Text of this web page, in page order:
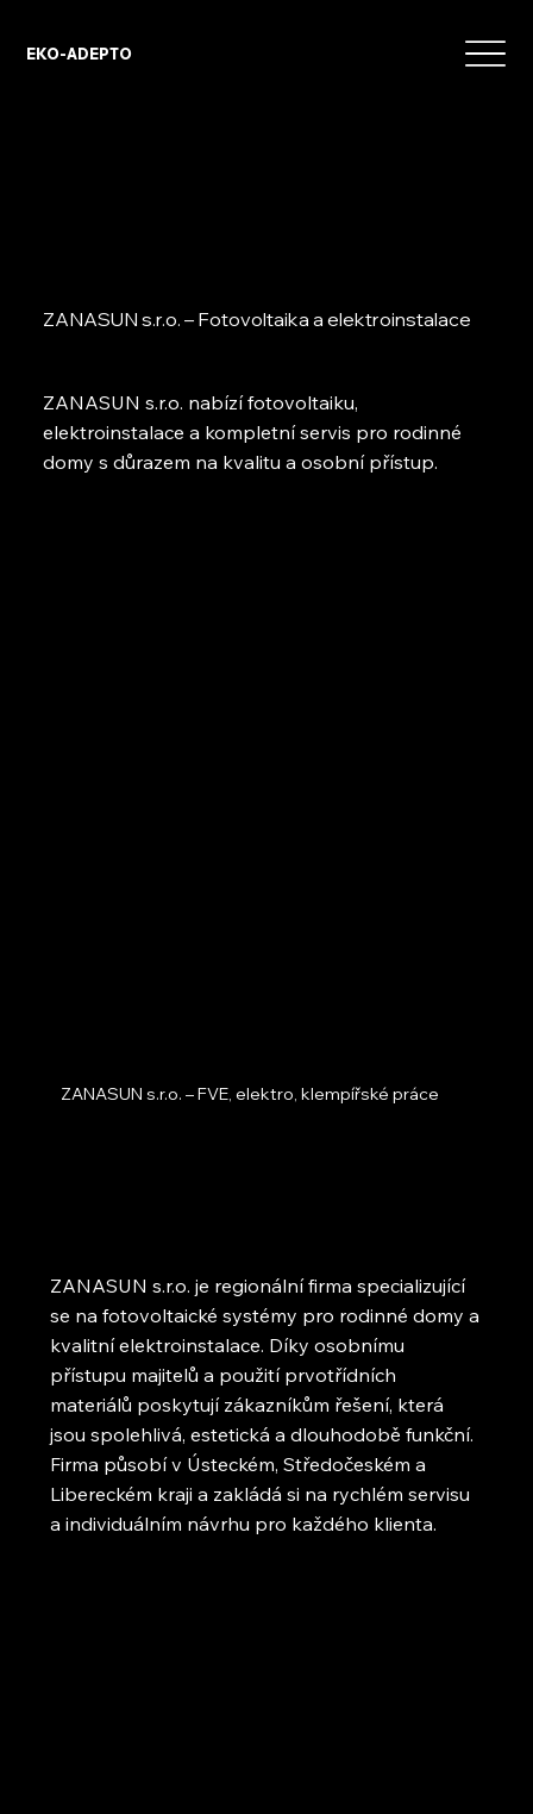
EKO-ADEPTO
ZANASUN s.r.o. – Fotovoltaika a elektroinstalace
ZANASUN s.r.o. nabízí fotovoltaiku,
elektroinstalace a kompletní servis pro rodinné
domy s důrazem na kvalitu a osobní přístup.
ZANASUN s.r.o. – FVE, elektro, klempířské práce
ZANASUN s.r.o. je regionální firma specializující
se na fotovoltaické systémy pro rodinné domy a
kvalitní elektroinstalace. Díky osobnímu
přístupu majitelů a použití prvotřídních
materiálů poskytují zákazníkům řešení, která
jsou spolehlivá, estetická a dlouhodobě funkční.
Firma působí v Ústeckém, Středočeském a
Libereckém kraji a zakládá si na rychlém servisu
a individuálním návrhu pro každého klienta.